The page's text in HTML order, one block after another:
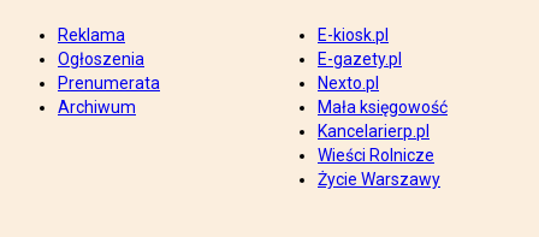
Reklama
Ogłoszenia
Prenumerata
Archiwum
E-kiosk.pl
E-gazety.pl
Nexto.pl
Mała księgowość
Kancelarierp.pl
Wieści Rolnicze
Życie Warszawy